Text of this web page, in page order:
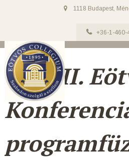
1118 Budapest,
+36-1-460-
A XVII.